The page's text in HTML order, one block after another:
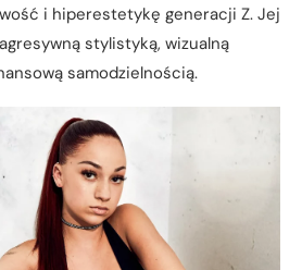
i hiperestetykę generacji Z. Jej
stylistyką, wizualną
samodzielnością.